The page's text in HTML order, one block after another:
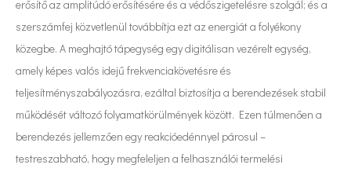
erősítő az amplitúdó erősítésére és a védőszigetelésre szolgál; és a
szerszámfej közvetlenül továbbítja ezt az energiát a folyékony
közegbe. A meghajtó tápegység egy digitálisan vezérelt egység,
amely képes valós idejű frekvenciakövetésre és
teljesítményszabályozásra, ezáltal biztosítja a berendezések stabil
működését változó folyamatkörülmények között. Ezen túlmenően a
berendezés jellemzően egy reakcióedénnyel párosul –
testreszabható, hogy megfeleljen a felhasználói termelési